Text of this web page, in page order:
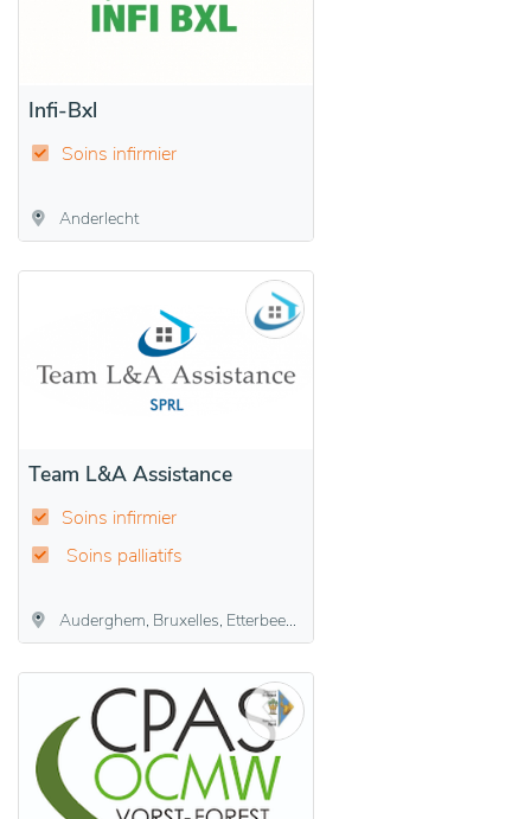
Infi-Bxl
Soins infirmier
Anderlecht
Team L&A Assistance
Soins infirmier
Soins palliatifs
Auderghem, Bruxelles, Etterbeek, Evere, Forest, Ixelles, Saint-Gilles, Schaerbeek, Uccle, Watermael-Boitsfort, Woluwe-Saint-Lambert, Woluwe-Saint-Pierre